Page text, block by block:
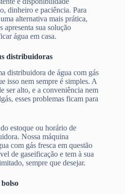
dinheiro e paciência. Para
alternativa mais prática,
apresenta sua solução
água em casa.
distribuidoras
distribuidora de água com gás
isso nem sempre é simples. A
ser alto, e a conveniência nem
esses problemas ficam para
estoque ou horário de
Nossa máquina
com gás fresca em questão
de gaseificação e tem à sua
sempre que desejar.